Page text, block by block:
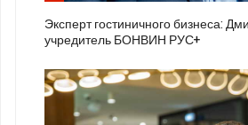
Эксперт гостиничного бизнеса:
учредитель БОНВИН РУС+